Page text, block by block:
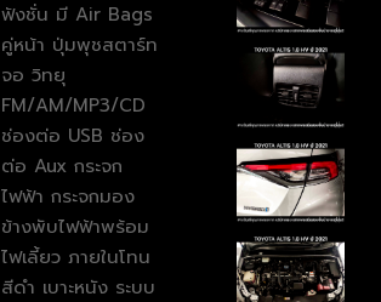
ฟังชั่น มี Air Bags
คู่หน้า ปุ่มพุชสตาร์ท
จอ วิทยุ
FM/AM/MP3/CD
ช่องต่อ USB ช่อง
ต่อ Aux กระจก
ไฟฟ้า กระจกมอง
ข้างพับไฟฟ้าพร้อม
ไฟเลี้ยว ภายในโทน
สีดำ เบาะหนัง ระบบ